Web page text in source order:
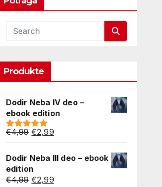
Produkte
Dodir Neba IV deo –
ebook edition
Rated5.00
€4,99 Original
was:
€4,99.
€2,99Current
is:
€2,99.
Dodir Neba III deo – ebook
edition
€4,99 Original
€2,99Current